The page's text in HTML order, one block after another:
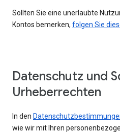
Sollten Sie eine unerlaubte
Kontos bemerken, folgen Sie
Datenschutz und
Urheberrechten
In den
wie wir mit Ihren